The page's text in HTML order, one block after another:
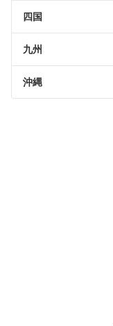
四国
九州
沖縄